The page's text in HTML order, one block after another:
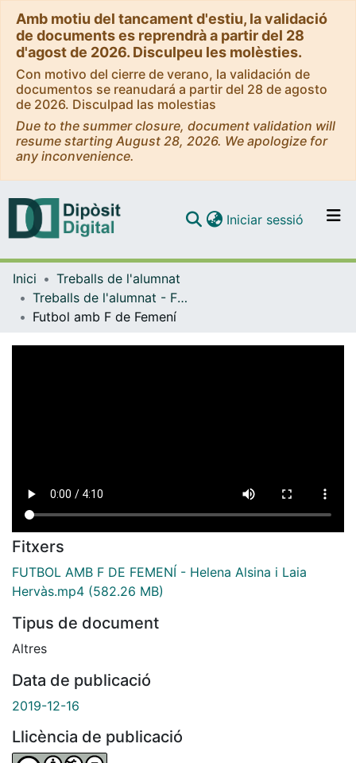
Amb motiu del tancament d'estiu, la validació
de documents es reprendrà a partir del 28
d'agost de 2026. Disculpeu les molèsties.
Con motivo del cierre de verano, la validación de
documentos se reanudará a partir del 28 de agosto
de 2026. Disculpad las molestias
Due to the summer closure, document validation will
resume starting August 28, 2026. We apologize for
any inconvenience.
Navega per tot el DD
Com publicar
Contacte
Iniciar sessió (current)
Inici
Treballs de l'alumnat
Treballs de l'alumnat - Facultat d'Informació i Mitjans Audiovisuals - Grau de Comunicació Audiovisual
Futbol amb F de Femení
Fitxers
FUTBOL AMB F DE FEMENÍ - Helena Alsina i Laia
Hervàs.mp4 (582.26 MB)
Tipus de document
Altres
Data de publicació
2019-12-16
Llicència de publicació